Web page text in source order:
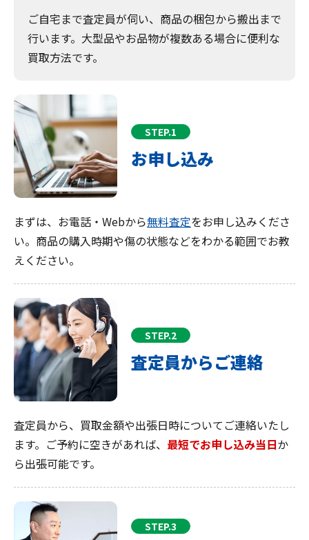
ご自宅まで査定員が伺い、商品の梱包から搬出まで
行います。大型品やお品物が複数ある場合に便利な
買取方法です。
STEP.1
お申し込み
まずは、お電話・Webから無料査定をお申し込みくださ
い。商品の購入時期や傷の状態などをわかる範囲でお教
えください。
STEP.2
査定員からご連絡
査定員から、買取金額や出張日時についてご連絡いたし
ます。ご予約に空きがあれば、 最短でお申し込み当日か
ら出張可能です。
STEP.3